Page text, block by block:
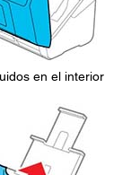
en el interior